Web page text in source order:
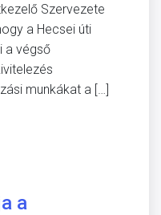
Szervezete
a Hecsei úti
a végső
munkákat a […]
a